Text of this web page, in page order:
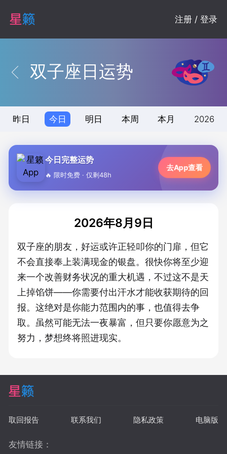
注册 / 登录
双子座日运势
昨日 今日 明日 本周 本月 2026
今日完整运势
🔥 限时免费 · 仅剩48h
去App查看
2026年8月9日
双子座的朋友，好运或许正轻叩你的门扉，但它
不会直接奉上装满现金的银盘。很快你将至少迎
来一个改善财务状况的重大机遇，不过这不是天
上掉馅饼——你需要付出汗水才能收获期待的回
报。这绝对是你能力范围内的事，也值得去争
取。虽然可能无法一夜暴富，但只要你愿意为之
努力，梦想终将照进现实。
取回报告 联系我们 隐私政策 电脑版
友情链接：